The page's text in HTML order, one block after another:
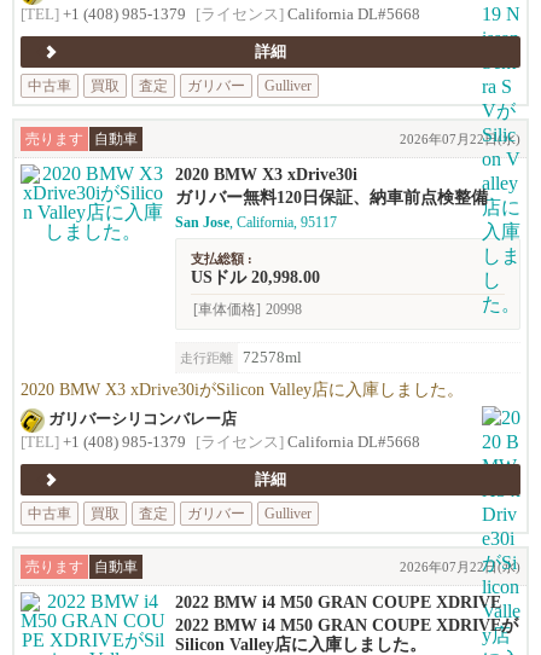
[TEL] +1 (408) 985-1379 [ライセンス] California DL#5668
詳細
中古車
買取 査定 ガリバー Gulliver
売ります 自動車 2026年07月22日(水)
2020 BMW X3 xDrive30i
ガリバー無料120日保証、納車前点検整備
San Jose, California, 95117
支払総額 :
USドル 20,998.00
[車体価格] 20998
走行距離 72578ml
2020 BMW X3 xDrive30iがSilicon Valley店に入庫しました。
ガリバーシリコンバレー店
[TEL] +1 (408) 985-1379 [ライセンス] California DL#5668
詳細
中古車
買取 査定 ガリバー Gulliver
売ります 自動車 2026年07月22日(水)
2022 BMW i4 M50 GRAN COUPE XDRIVE
2022 BMW i4 M50 GRAN COUPE XDRIVEが
Silicon Valley店に入庫しました。